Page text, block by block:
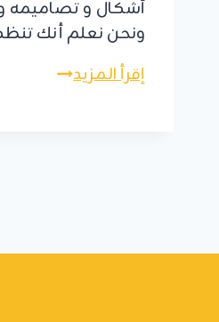
أشكال و تصاميمه و
ونحن نعلم أنك
إقرأ المزيدتوريد
شباك